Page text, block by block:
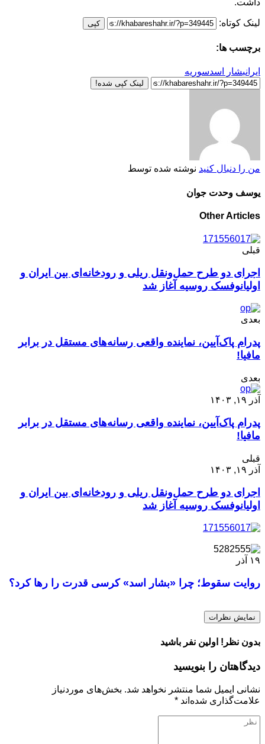
داشت.
لینک کوتاه: کپی
برچسب ها:
ایرانبشار اسدسوریه
لینک کپی شده!
من را دنبال کنید نوشته شده توسط
یوسف وحدت جوان
Other Articles
قبلی
اجرای دو طرح حمل‌ونقل ریلی و رودخانه‌ای بین ایران و
اولیانوفسک روسیه آغاز شد
بعدی
پدرام پاک‌آیین، نماینده واقعی رسانه‌های مستقل در برابر
مافیا!
بعدی
آذر ۱۹, ۱۴۰۳
پدرام پاک‌آیین، نماینده واقعی رسانه‌های مستقل در برابر
مافیا!
قبلی
آذر ۱۹, ۱۴۰۳
اجرای دو طرح حمل‌ونقل ریلی و رودخانه‌ای بین ایران و
اولیانوفسک روسیه آغاز شد
۱۹ آذر
روایت سقوط؛ چرا «بشار اسد» کرسی قدرت را رها کرد؟
نمایش نظرات
بدون نظر! اولین نفر باشید
دیدگاهتان را بنویسید
نشانی ایمیل شما منتشر نخواهد شد. بخش‌های موردنیاز
علامت‌گذاری شده‌اند *